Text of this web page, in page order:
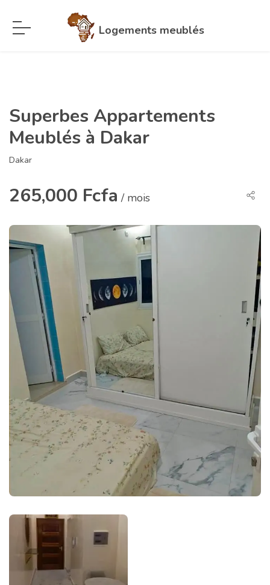
Logements meublés
Superbes Appartements
Meublés à Dakar
Dakar
265,000 Fcfa / mois